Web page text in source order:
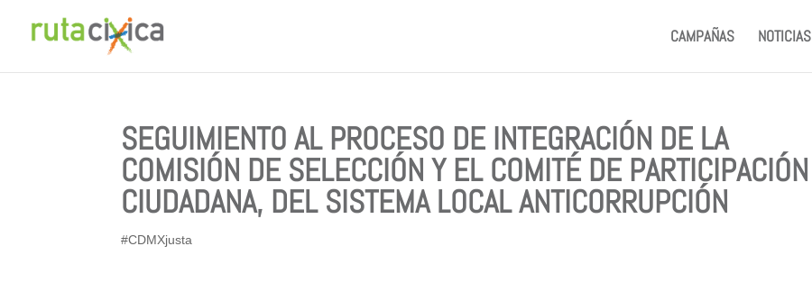
CAMPAÑAS NOTICIAS
SEGUIMIENTO AL PROCESO DE INTEGRACIÓN DE LA
COMISIÓN DE SELECCIÓN Y EL COMITÉ DE PARTICIPACIÓN
CIUDADANA, DEL SISTEMA LOCAL ANTICORRUPCIÓN
#CDMXjusta